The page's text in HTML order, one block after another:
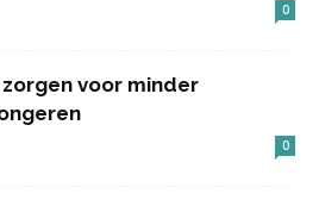
0
voor minder
0